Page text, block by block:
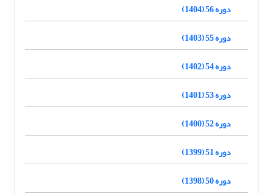
دوره 56 (1404)
دوره 55 (1403)
دوره 54 (1402)
دوره 53 (1401)
دوره 52 (1400)
دوره 51 (1399)
دوره 50 (1398)